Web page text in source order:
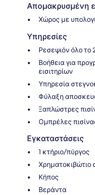
Απομακρυσμένη
Χώρος με
Υπηρεσίες
Ρεσεψιόν όλο το
Βοήθεια για
εισιτηρίων
Υπηρεσία
Φύλαξη
Ξαπλώστρες
Ομπρέλες
Εγκαταστάσεις
1 κτήριο/πύργος
Χρηματοκιβώτιο
Κήπος
Βεράντα